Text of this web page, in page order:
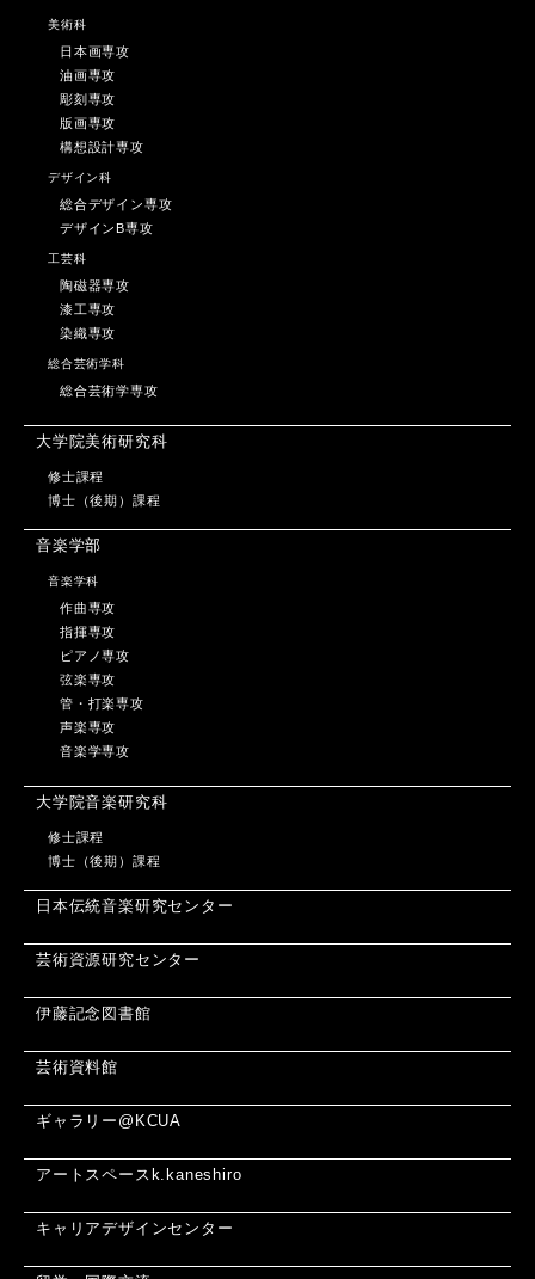
美術科
日本画専攻
油画専攻
彫刻専攻
版画専攻
構想設計専攻
デザイン科
総合デザイン専攻
デザインB専攻
工芸科
陶磁器専攻
漆工専攻
染織専攻
総合芸術学科
総合芸術学専攻
大学院美術研究科
修士課程
博士（後期）課程
音楽学部
音楽学科
作曲専攻
指揮専攻
ピアノ専攻
弦楽専攻
管・打楽専攻
声楽専攻
音楽学専攻
大学院音楽研究科
修士課程
博士（後期）課程
日本伝統音楽研究センター
芸術資源研究センター
伊藤記念図書館
芸術資料館
ギャラリー@KCUA
アートスペースk.kaneshiro
キャリアデザインセンター